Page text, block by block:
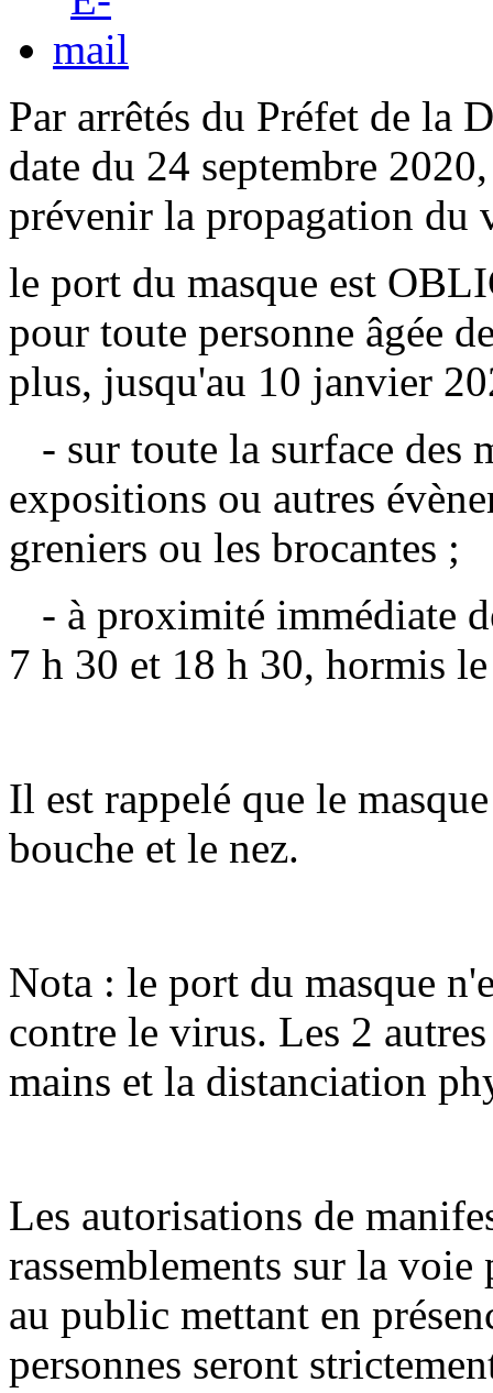
Par arrêtés du Préfet de la
date du 24 septembre
prévenir la propagation du
le port du masque est
pour toute personne âgée
plus, jusqu'au 10 janvier
- sur toute la surface des
expositions ou autres
greniers ou les brocantes ;
- à proximité immédiate
7 h 30 et 18 h 30, hormis
Il est rappelé que le
bouche et le nez.
Nota : le port du masque
contre le virus. Les 2
mains et la distanciation
Les autorisations de
rassemblements sur la
au public mettant en
personnes seront